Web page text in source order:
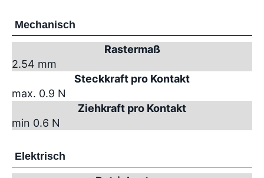
Mechanisch
Rastermaß
2.54 mm
Steckkraft pro Kontakt
max. 0.9 N
Ziehkraft pro Kontakt
min 0.6 N
Elektrisch